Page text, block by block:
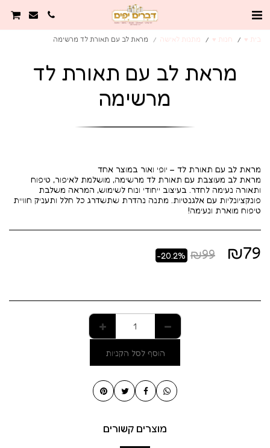
בית ♥️ חנות ♥️ מתנות לאישה מראת לב עם תאורת לד מרשימה
מראת לב עם תאורת לד
מרשימה
מראת לב מעוצבת עם תאורת לד מרשימה, מושלמת לאיפור, טיפוח
ותאורה נעימה לחדר. בעיצוב ייחודי ונוח לשימוש, המראה משלבת
פונקציונליות עם אלגנטיות. מתנה נהדרת שתשדרג כל חלל ותעניק חוויית
טיפוח מוארת ונעימה!
₪79
₪99
-20.2%
הוסף לסל הקניות
מוצרים קשורים